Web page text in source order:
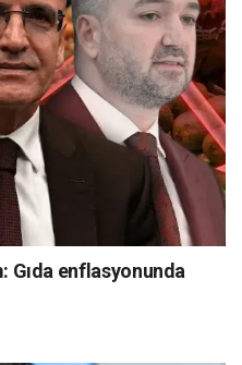
Gıda enflasyonunda